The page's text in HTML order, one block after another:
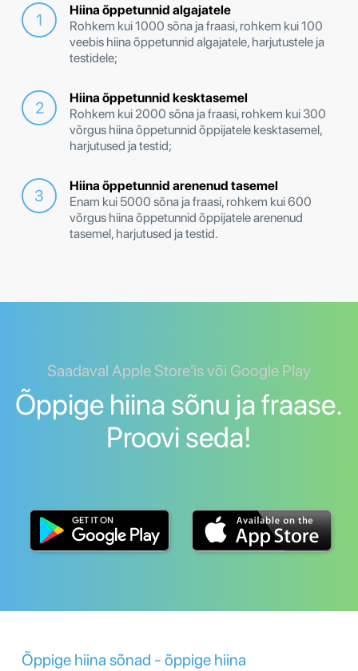
Hiina õppetunnid algajatele
Rohkem kui 1000 sõna ja fraasi, rohkem kui 100
veebis hiina õppetunnid algajatele, harjutustele ja
testidele;
Hiina õppetunnid kesktasemel
Rohkem kui 2000 sõna ja fraasi, rohkem kui 300
võrgus hiina õppetunnid õppijatele kesktasemel,
harjutused ja testid;
Hiina õppetunnid arenenud tasemel
Enam kui 5000 sõna ja fraasi, rohkem kui 600
võrgus hiina õppetunnid õppijatele arenenud
tasemel, harjutused ja testid.
Saadaval Apple Store'is või Google Play
Õppige hiina sõnu ja fraase.
Proovi seda!
Õppige hiina sõnad - õppige hiina